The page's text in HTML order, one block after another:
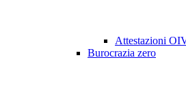
Attestazioni
Burocrazia zero